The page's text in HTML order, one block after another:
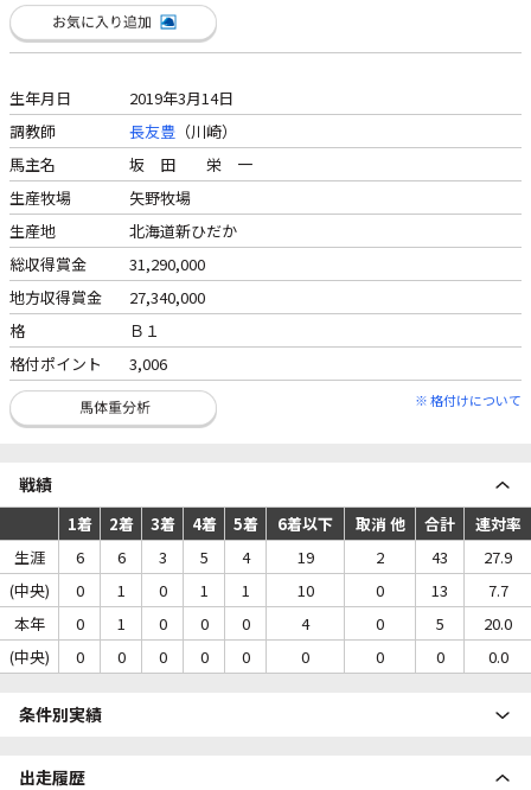
生年月日
2019年3月14日
調教師
長友豊 （川崎）
馬主名
坂 田 栄 一
生産牧場
矢野牧場
生産地
北海道新ひだか
総収得賞金
31,290,000
地方収得賞金
27,340,000
格
Ｂ１
格付ポイント
3,006
※ 格付けについて
戦績
1着 2着 3着 4着 5着 6着以下 取消 他 合計
連対率
生涯
6 6 3 5 4 19 2 43
27.9
(中央)
0 1 0 1 1 10 0 13
7.7
本年
0 1 0 0 0 4 0 5
20.0
(中央)
0 0 0 0 0 0 0 0 0.0
条件別実績
出走履歴